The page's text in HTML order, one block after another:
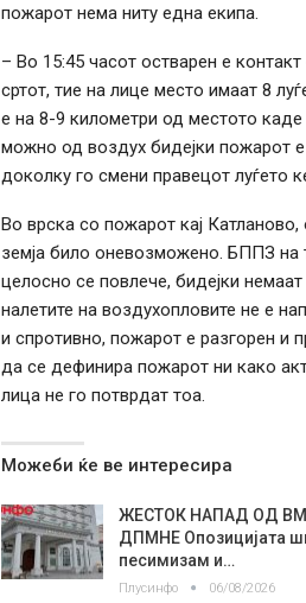
пожарот нема ниту една екипа.
– Во 15:45 часот остварен е
сртот, тие на лице место имаат 8
е на 8-9 километри од местото
можно од воздух бидејки пожарот
доколку го смени правецот луѓето
Во врска со пожарот кај
земја било оневозможено. БППЗ на
целосно се повлече, бидејки
налетите на воздухопловите не е
и спротивно, пожарот е разгорен
да се дефинира пожарот ни како
лица не го потврдат тоа.
Можеби ќе ве интересира
ЖЕСТОК НАПАД ОД
ДПМНЕ Опозицијата
песимизам и…
Плусинфо 06/08/2026